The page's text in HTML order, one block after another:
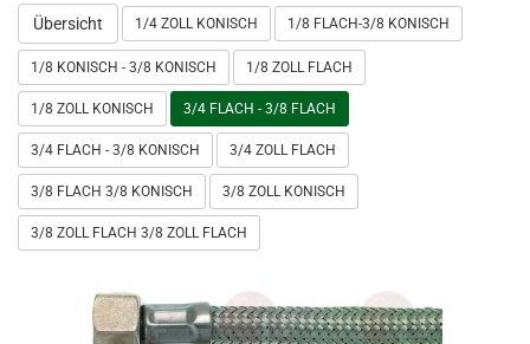
Übersicht 1/4 ZOLL KONISCH 1/8 FLACH-3/8 KONISCH
1/8 KONISCH - 3/8 KONISCH 1/8 ZOLL FLACH
1/8 ZOLL KONISCH 3/4 FLACH - 3/8 FLACH
3/4 FLACH - 3/8 KONISCH 3/4 ZOLL FLACH
3/8 FLACH 3/8 KONISCH 3/8 ZOLL KONISCH
3/8 ZOLL FLACH 3/8 ZOLL FLACH